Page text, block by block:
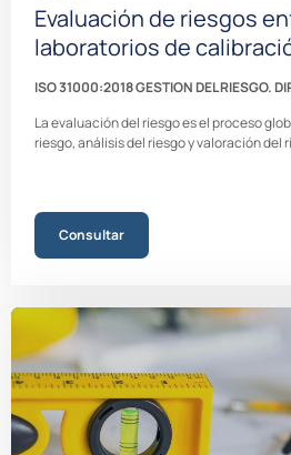
Evaluación de riesgos
laboratorios de
ISO 31000:2018 GESTION DEL RIESGO.
La evaluación del riesgo es el proceso
riesgo, análisis delriesgo y valoración del
Consultar